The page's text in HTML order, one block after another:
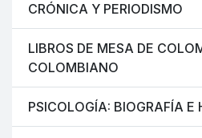
CRÓNICA Y PERIODISMO
LIBROS DE MESA DE
COLOMBIANO
PSICOLOGÍA: BIOGRAFÍA E